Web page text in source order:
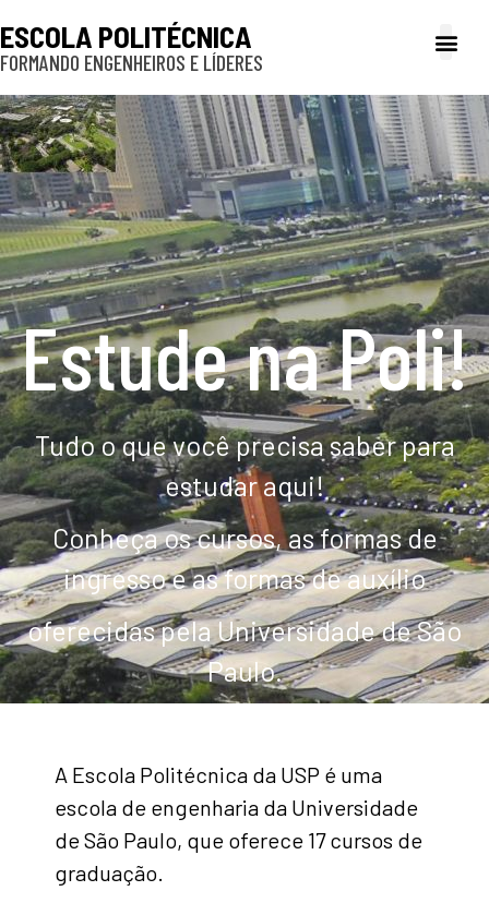
ESCOLA POLITÉCNICA
FORMANDO ENGENHEIROS E LÍDERES
Estude na Poli!
Tudo o que você precisa saber para
estudar aqui!
Conheça os cursos, as formas de
ingresso e as formas de auxílio
oferecidas pela Universidade de São
Paulo.
A Escola Politécnica da USP é uma
escola de engenharia da Universidade
de São Paulo, que oferece 17 cursos de
graduação.